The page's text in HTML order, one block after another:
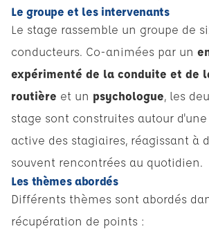
Le groupe et les intervenants
Le stage rassemble un groupe de
conducteurs. Co-animées par un
expérimenté de la conduite et de
routière et un psychologue, les
stage sont construites autour
active des stagiaires, réagissant à
souvent rencontrées au quotidien.
Les thèmes abordés
Différents thèmes sont abordés
récupération de points :